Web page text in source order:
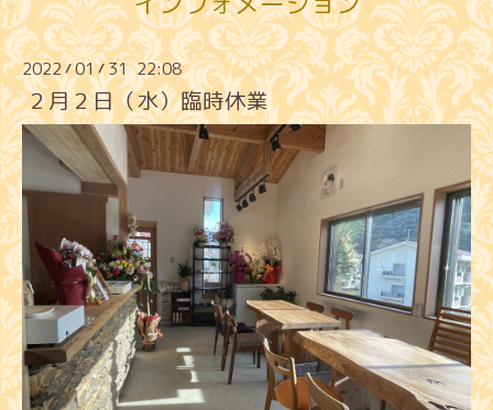
2022/01/31 22:08
２月２日（水）臨時休業